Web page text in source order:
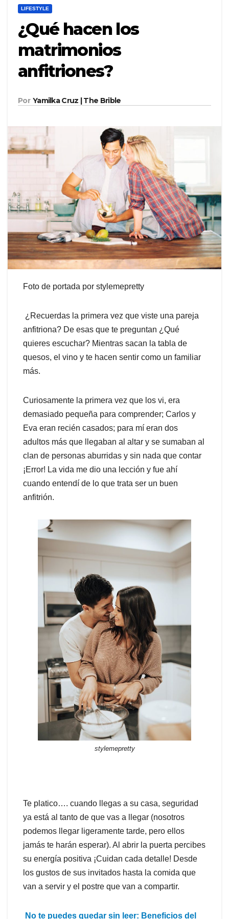
LIFESTYLE
¿Qué hacen los
matrimonios
anfitriones?
Por Yamilka Cruz | The Brible
Foto de portada por stylemepretty
¿Recuerdas la primera vez que viste una pareja
anfitriona? De esas que te preguntan ¿Qué
quieres escuchar? Mientras sacan la tabla de
quesos, el vino y te hacen sentir como un familiar
más.
Curiosamente la primera vez que los vi, era
demasiado pequeña para comprender; Carlos y
Eva eran recién casados; para mí eran dos
adultos más que llegaban al altar y se sumaban al
clan de personas aburridas y sin nada que contar
¡Error! La vida me dio una lección y fue ahí
cuando entendí de lo que trata ser un buen
anfitrión.
stylemepretty
Te platico…. cuando llegas a su casa, seguridad
ya está al tanto de que vas a llegar (nosotros
podemos llegar ligeramente tarde, pero ellos
jamás te harán esperar). Al abrir la puerta percibes
su energía positiva ¡Cuidan cada detalle! Desde
los gustos de sus invitados hasta la comida que
van a servir y el postre que van a compartir.
No te puedes quedar sin leer: Beneficios del